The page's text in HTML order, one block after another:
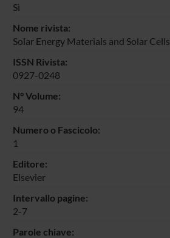
Sì
Nome rivista:
Solar Energy Materials and Solar Cells
ISSN Rivista:
0927-0248
N° Volume:
94
Numero o Fascicolo:
1
Editore:
Elsevier
Intervallo pagine:
2-7
Parole chiave: